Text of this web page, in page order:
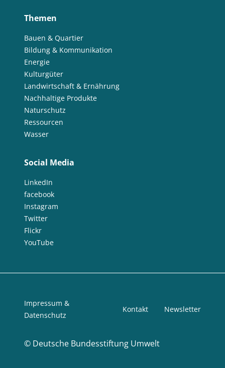
Themen
Bauen & Quartier
Bildung & Kommunikation
Energie
Kulturgüter
Landwirtschaft & Ernährung
Nachhaltige Produkte
Naturschutz
Ressourcen
Wasser
Social Media
LinkedIn
facebook
Instagram
Twitter
Flickr
YouTube
© Deutsche Bundesstiftung Umwelt
Impressum &
Datenschutz
Kontakt Newsletter